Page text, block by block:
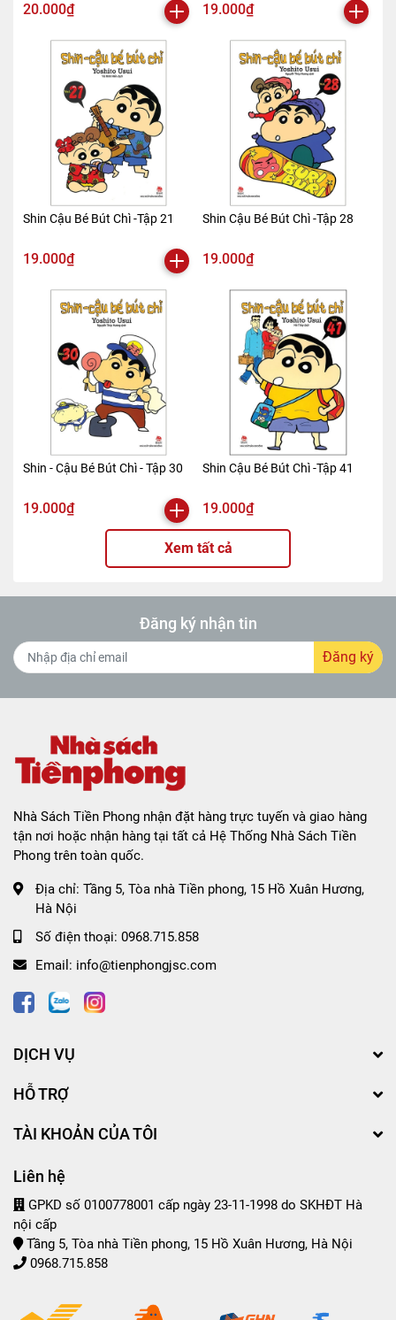
20.000₫ 19.000₫
Shin Cậu Bé Bút Chì -Tập 21
19.000₫
Shin Cậu Bé Bút Chì -Tập 28
19.000₫
Shin - Cậu Bé Bút Chì - Tập 30
19.000₫
Shin Cậu Bé Bút Chì -Tập 41
19.000₫
Xem tất cả
Đăng ký nhận tin
Đăng ký
Nhà Sách Tiền Phong nhận đặt hàng trực tuyến và giao hàng
tận nơi hoặc nhận hàng tại tất cả Hệ Thống Nhà Sách Tiền
Phong trên toàn quốc.
Địa chỉ: Tầng 5, Tòa nhà Tiền phong, 15 Hồ Xuân Hương,
Hà Nội
Số điện thoại: 0968.715.858
Email: info@tienphongjsc.com
DỊCH VỤ
HỖ TRỢ
TÀI KHOẢN CỦA TÔI
Liên hệ
GPKD số 0100778001 cấp ngày 23-11-1998 do SKHĐT Hà
nội cấp
Tầng 5, Tòa nhà Tiền phong, 15 Hồ Xuân Hương, Hà Nội
0968.715.858